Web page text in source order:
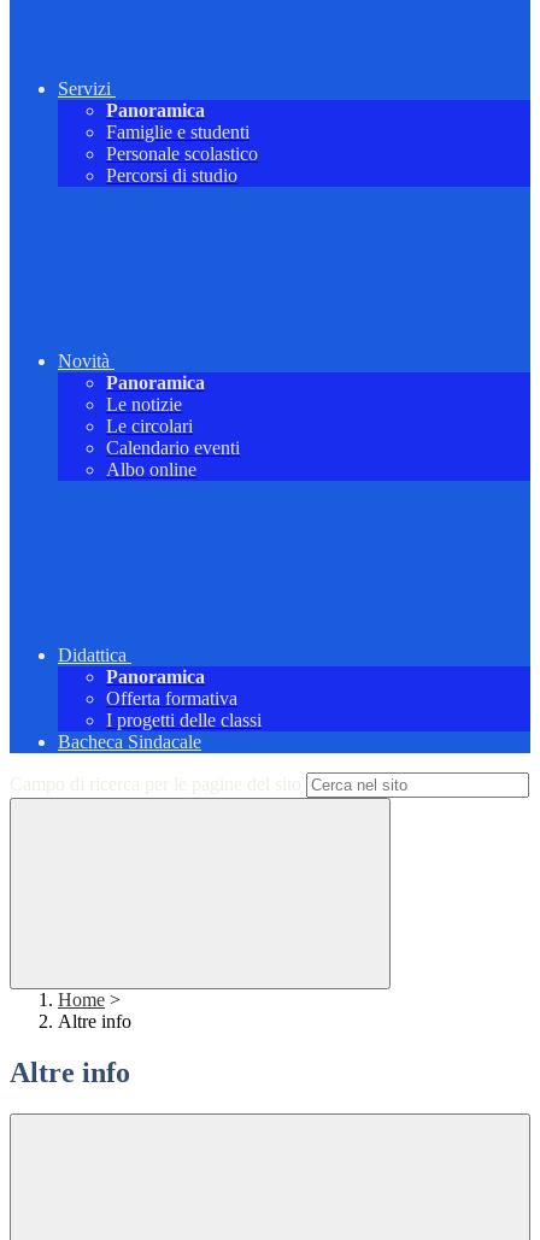
Servizi
Panoramica
Famiglie e studenti
Personale scolastico
Percorsi di studio
Novità
Panoramica
Le notizie
Le circolari
Calendario eventi
Albo online
Didattica
Panoramica
Offerta formativa
I progetti delle classi
Bacheca Sindacale
Campo di ricerca per le pagine del sito
Home >
Altre info
Altre info